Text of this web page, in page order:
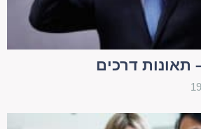
מומלץ מאוד לפנות לקבלת טיפול
ולא רק מסיבות בריאותיות,
זאת, שכן פניה מיידית
לטענות מצד חברות הביטוח
תאונות דרכים